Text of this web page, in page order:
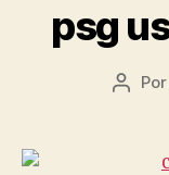
psg
Autor
Por